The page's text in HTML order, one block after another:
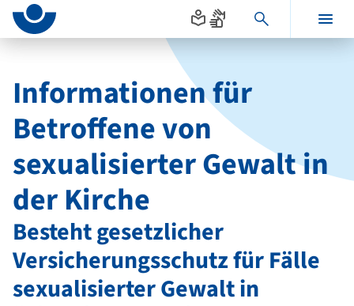
Seitenanfang
zum
Inhalt
zur
Navigation
Informationen für
Betroffene von
sexualisierter Gewalt in
der Kirche
Besteht gesetzlicher
Versicherungsschutz für Fälle
sexualisierter Gewalt in